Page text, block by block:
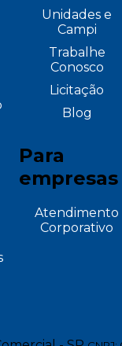
Unidades e
Campi
Trabalhe
Conosco
Licitação
Blog
Para
empresas
Atendimento
Corporativo